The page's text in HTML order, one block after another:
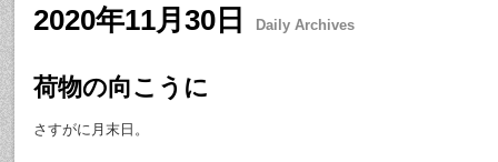
2020年11月30日 Daily Archives
荷物の向こうに
さすがに月末日。